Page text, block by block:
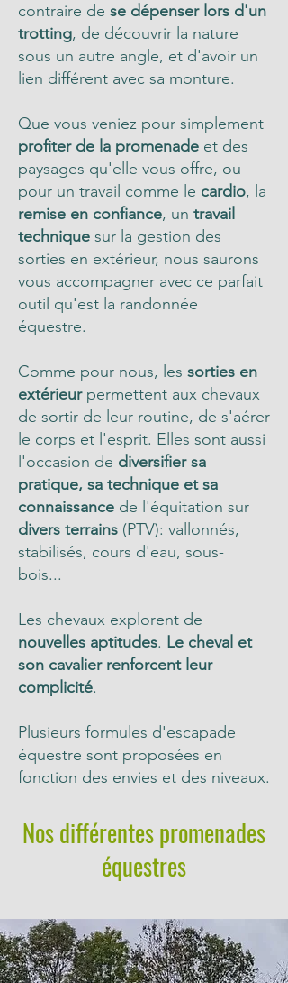
contraire de se dépenser lors d'un
trotting, de découvrir la nature
sous un autre angle, et d'avoir un
lien différent avec sa monture.
Que vous veniez pour simplement
profiter de la promenade et des
paysages qu'elle vous offre, ou
pour un travail comme le cardio, la
remise en confiance, un travail
technique sur la gestion des
sorties en extérieur, nous saurons
vous accompagner avec ce parfait
outil qu'est la randonnée
équestre.
Comme pour nous, les sorties en
extérieur permettent aux chevaux
de sortir de leur routine, de s'aérer
le corps et l'esprit. Elles sont aussi
l'occasion de diversifier sa
pratique, sa technique et sa
connaissance de l'équitation sur
divers terrains (PTV): vallonnés,
stabilisés, cours d'eau, sous-
bois...
Les chevaux explorent de
nouvelles aptitudes. Le cheval et
son cavalier renforcent leur
complicité.
Plusieurs formules d'escapade
équestre sont proposées en
fonction des envies et des niveaux.
Nos différentes promenades
équestres